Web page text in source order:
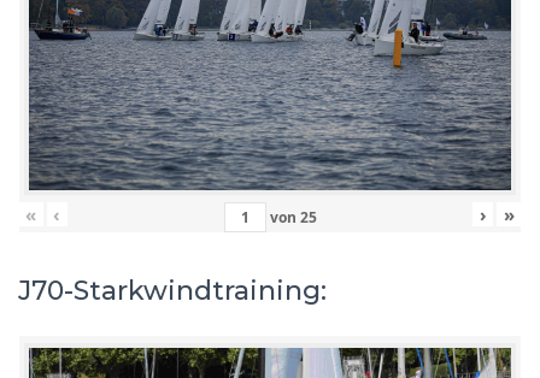
« ‹ von 25 › »
J70-Starkwindtraining: